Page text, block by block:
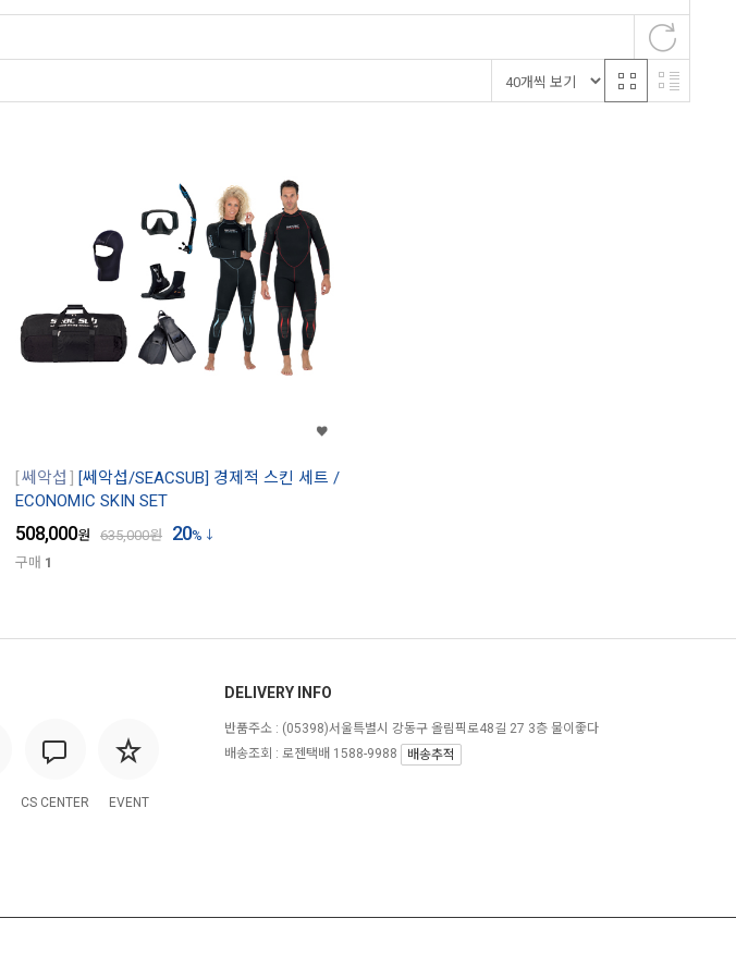
쎄악섭
[쎄악섭/SEACSUB] 경제적 스킨 세트 /
ECONOMIC SKIN SET
508,000원 635,000원 20%
구매 1
CS CENTER EVENT
DELIVERY INFO
반품주소 : (05398)서울특별시 강동구 올림픽로48길 27 3층 물이좋다
배송조회 : 로젠택배 1588-9988
배송추적